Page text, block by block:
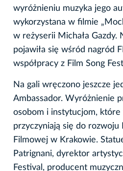
wyróżnieniu muzyka jego
wykorzystana w filmie
w reżyserii Michała Gazdy.
pojawiła się wśród nagród
współpracy z Film Song
Na gali wręczono jeszcze
Ambassador. Wyróżnienie
osobom i instytucjom, które
przyczyniają się do rozwoju
Filmowej w Krakowie.
Patrignani, dyrektor
Festival, producent